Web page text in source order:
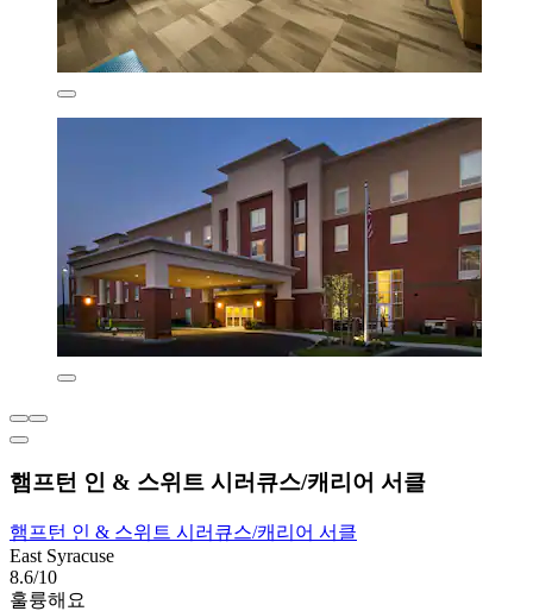
햄프턴 인 & 스위트 시러큐스/캐리어 서클
햄프턴 인 & 스위트 시러큐스/캐리어 서클
East Syracuse
8.6/10
훌륭해요